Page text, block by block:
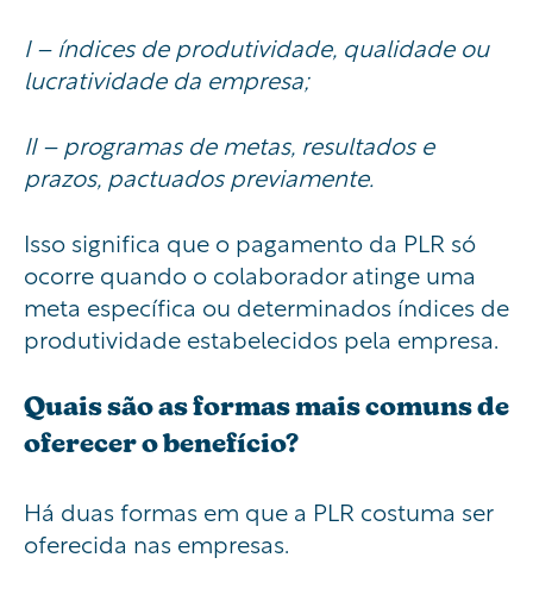
I – índices de produtividade, qualidade ou
lucratividade da empresa;
II – programas de metas, resultados e
prazos, pactuados previamente.
Isso significa que o pagamento da PLR só
ocorre quando o colaborador atinge uma
meta específica ou determinados índices de
produtividade estabelecidos pela empresa.
Quais são as formas mais comuns de
oferecer o benefício?
Há duas formas em que a PLR costuma ser
oferecida nas empresas.